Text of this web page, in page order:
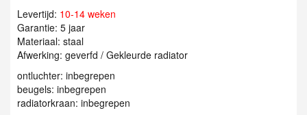
Levertijd: 10-14 weken
Garantie: 5 jaar
Materiaal: staal
Afwerking: geverfd / Gekleurde radiator
ontluchter: inbegrepen
beugels: inbegrepen
radiatorkraan: inbegrepen